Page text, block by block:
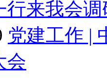
行来我会
党建工作 |
会